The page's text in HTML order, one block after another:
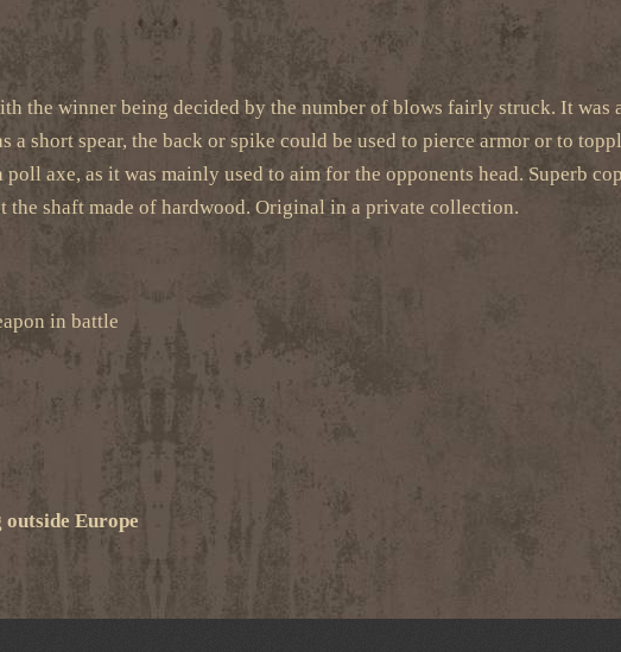
the winner being decided by the number of blows fairly struck. It was
short spear, the back or spike could be used to pierce armor or to
axe, as it was mainly used to aim for the opponents head. Superb
the shaft made of hardwood. Original in a private collection.
in battle
Europe